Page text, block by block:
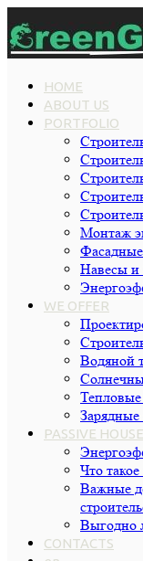
HOME
ABOUT US
PORTFOLIO
Монтаж
Навесы и
WE OFFER
Водяной
Зарядные
PASSIVE HOUSE
Что
Важные
Выгодно
CONTACTS